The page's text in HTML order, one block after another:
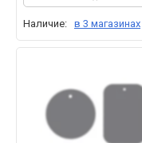
Наличие: в 3 магазинах